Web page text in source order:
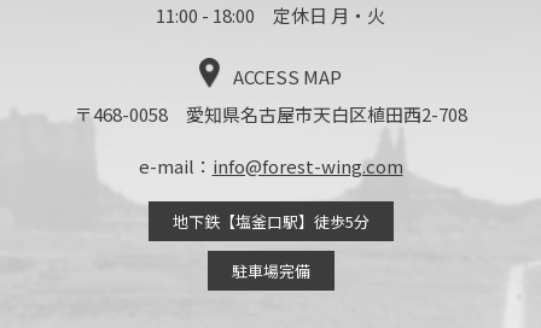
11:00 - 18:00 定休日 月・火
ACCESS MAP
〒468-0058 愛知県名古屋市天白区植田西2-708
e-mail： info@forest-wing.com
地下鉄【塩釜口駅】徒歩5分
駐車場完備